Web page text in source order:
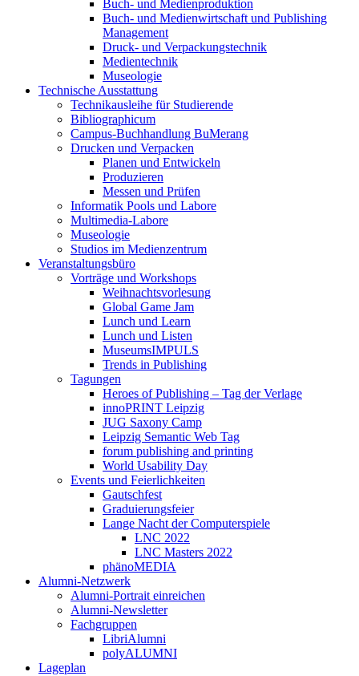
Buch- und Medienproduktion
Buch- und Medienwirtschaft und Publishing
Management
Druck- und Verpackungstechnik
Medientechnik
Museologie
Technische Ausstattung
Technikausleihe für Studierende
Bibliographicum
Campus-Buchhandlung BuMerang
Drucken und Verpacken
Planen und Entwickeln
Produzieren
Messen und Prüfen
Informatik Pools und Labore
Multimedia-Labore
Museologie
Studios im Medienzentrum
Veranstaltungsbüro
Vorträge und Workshops
Weihnachtsvorlesung
Global Game Jam
Lunch und Learn
Lunch und Listen
MuseumsIMPULS
Trends in Publishing
Tagungen
Heroes of Publishing – Tag der Verlage
innoPRINT Leipzig
JUG Saxony Camp
Leipzig Semantic Web Tag
forum publishing and printing
World Usability Day
Events und Feierlichkeiten
Gautschfest
Graduierungsfeier
Lange Nacht der Computerspiele
LNC 2022
LNC Masters 2022
phänoMEDIA
Alumni-Netzwerk
Alumni-Portrait einreichen
Alumni-Newsletter
Fachgruppen
LibriAlumni
polyALUMNI
Lageplan